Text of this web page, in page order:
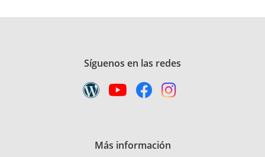
Síguenos en las redes
Más información